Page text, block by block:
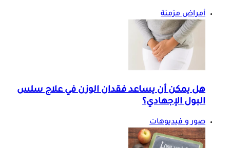
أمراض مزمنة
هل يمكن أن يساعد فقدان الوزن في علاج سلس
البول الإجهادي؟
صور و فيديوهات